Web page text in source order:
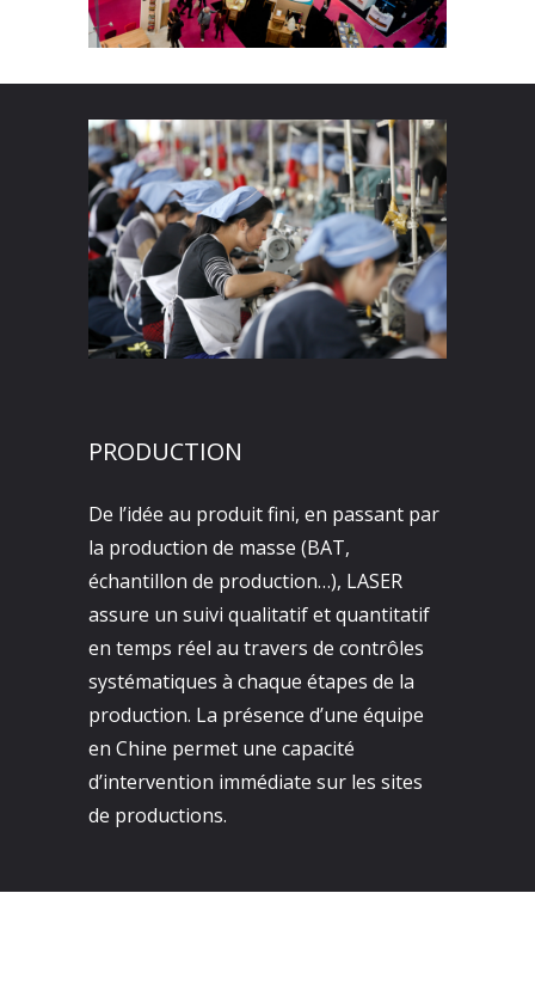
PRODUCTION
De l’idée au produit fini, en passant par
la production de masse (BAT,
échantillon de production…), LASER
assure un suivi qualitatif et quantitatif
en temps réel au travers de contrôles
systématiques à chaque étapes de la
production. La présence d’une équipe
en Chine permet une capacité
d’intervention immédiate sur les sites
de productions.